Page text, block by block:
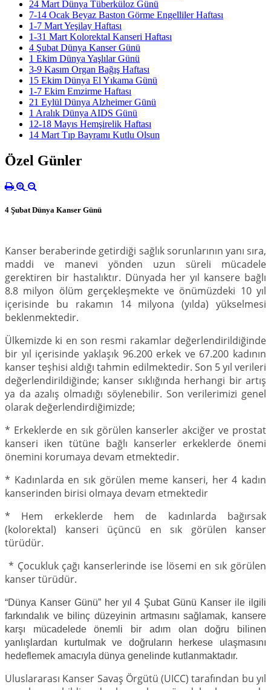
24 Mart Dünya Tüberküloz Günü
7-14 Ocak Beyaz Baston Görme Engelliler Haftası
1-7 Mart Yeşilay Haftası
1-31 Mart Kolorektal Kanseri Haftası
4 Şubat Dünya Kanser Günü
1 Ekim Dünya Yaşlılar Günü
3-9 Kasım Organ Bağış Haftası
15 Ekim Dünya El Yıkama Günü
1-7 Ekim Emzirme Haftası
21 Eylül Dünya Alzheimer Günü
1 Aralık Dünya AIDS Günü
12-18 Mayıs Hemşirelik Haftası
14 Mart Tıp Bayramı Kutlu Olsun
Özel Günler
4 Şubat Dünya Kanser Günü
Kanser beraberinde getirdiği sağlık sorunlarının yanı sıra,
maddi ve manevi yönden uzun süreli mücadele
gerektiren bir hastalıktır. Dünyada her yıl kansere bağlı
8.8 milyon ölüm gerçekleşmekte ve önümüzdeki 10 yıl
içerisinde bu rakamın 14 milyona (yılda) yükselmesi
beklenmektedir.
Ülkemizde ki en son resmi rakamlar değerlendirildiğinde
bir yıl içerisinde yaklaşık 96.200 erkek ve 67.200 kadının
kanser teşhisi aldığı tahmin edilmektedir. Son 5 yıl verileri
değerlendirildiğinde; kanser sıklığında herhangi bir artış
ya da azalış olmadığı söylenebilir. Son verilerimizi genel
olarak değerlendirdiğimizde;
* Erkeklerde en sık görülen kanserler akciğer ve prostat
kanseri iken tütüne bağlı kanserler erkeklerde önemi
önemini korumaya devam etmektedir.
* Kadınlarda en sık görülen meme kanseri, her 4 kadın
kanserinden birisi olmaya devam etmektedir
* Hem erkeklerde hem de kadınlarda bağırsak
(kolorektal) kanseri üçüncü en sık görülen kanser
türüdür.
* Çocukluk çağı kanserlerinde ise lösemi en sık görülen
kanser türüdür.
“Dünya Kanser Günü” her yıl 4 Şubat Günü Kanser ile ilgili
farkındalık ve bilinç düzeyinin artmasını sağlamak, kansere
karşı mücadelede önemli bir adım olan doğru bilinen
yanlışlardan kurtulmak ve doğruların herkese ulaşmasını
hedeflemek amacıyla dünya genelinde kutlanmaktadır.
Uluslararası Kanser Savaş Örgütü (UICC) tarafından bu yıl